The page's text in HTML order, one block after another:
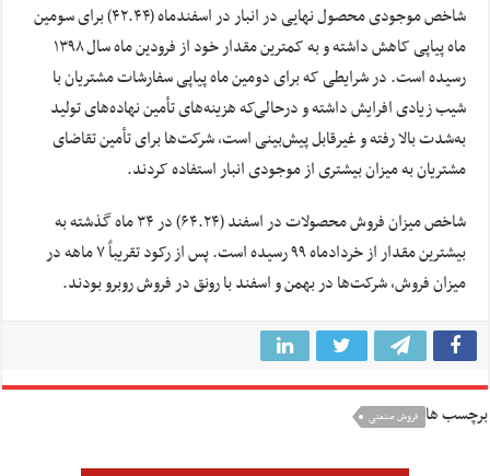
شاخص موجودی محصول نهایی در انبار در اسفندماه (۴۲.۴۴) برای سومین
ماه پیاپی کاهش داشته و به کمترین مقدار خود از فرودین ماه سال ۱۳۹۸
رسیده است. در شرایطی که برای دومین ماه پیاپی سفارشات مشتریان با
شیب زیادی افرایش داشته و درحالی‌که هزینه‌های تأمین نهاده‌های تولید
به‌شدت بالا رفته و غیرقابل پیش‌بینی است، شرکت‌ها برای تأمین تقاضای
مشتریان به میزان بیشتری از موجودی انبار استفاده کردند.
شاخص میزان فروش محصولات در اسفند (۶۴.۲۴) در ۳۴ ماه گذشته به
بیشترین مقدار از خردادماه ۹۹ رسیده است. پس از رکود تقریباً ۷ ماهه در
میزان فروش، شرکت‌ها در بهمن و اسفند با رونق در فروش روبرو بودند.
برچسب ها فروش صنعتی